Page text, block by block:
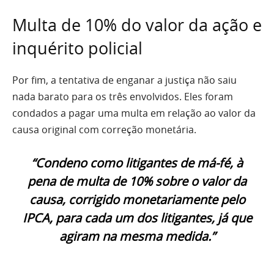
Multa de 10% do valor da ação e
inquérito policial
Por fim, a tentativa de enganar a justiça não saiu
nada barato para os três envolvidos. Eles foram
condados a pagar uma multa em relação ao valor da
causa original com correção monetária.
“Condeno como litigantes de má-fé, à
pena de multa de 10% sobre o valor da
causa, corrigido monetariamente pelo
IPCA, para cada um dos litigantes, já que
agiram na mesma medida.”